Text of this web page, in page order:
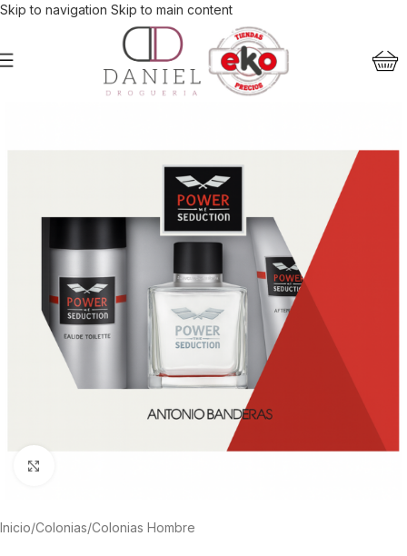
Skip to navigation Skip to main content
Inicio/Colonias/Colonias Hombre